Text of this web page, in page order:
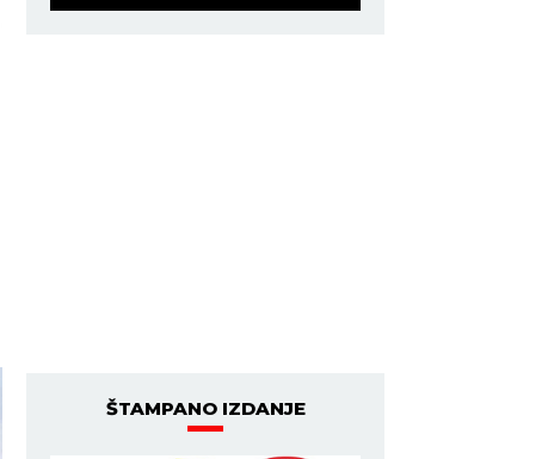
ŠTAMPANO IZDANJE